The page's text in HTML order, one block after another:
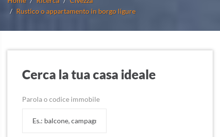
Rustico o appartamento in borgo ligure
Cerca la tua casa ideale
Parola o codice immobile